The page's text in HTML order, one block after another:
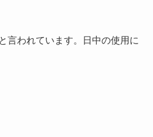
言われています。日中の使用に